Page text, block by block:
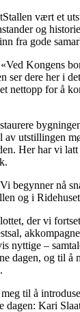
vært et
og
fra gode
Kongens
ser dere her i
nettopp for å
av utstillingen
Her har vi
begynner nå
og i
der vi
nyttige –
dagen, og til å
til å
dagen: Kari